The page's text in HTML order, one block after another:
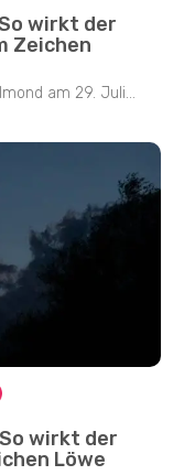
wirkt der
Zeichen
am 29. Juli...
wirkt der
Löwe